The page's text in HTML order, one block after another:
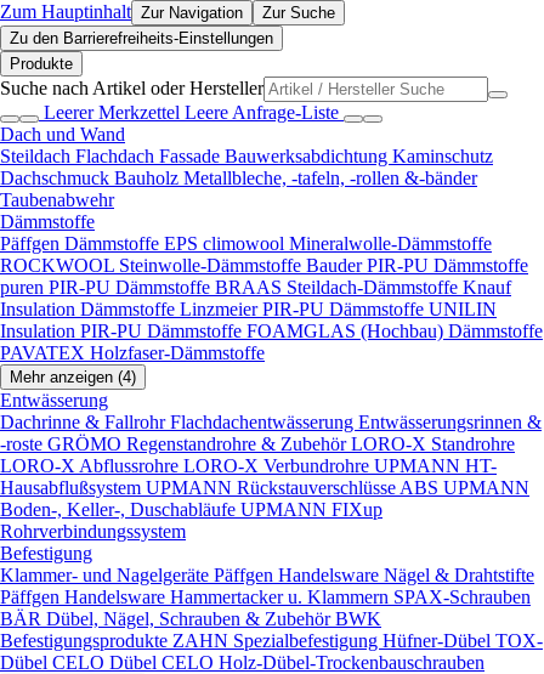
Zum Hauptinhalt Zur Navigation
Zur Suche
Zu den Barrierefreiheits-Einstellungen
Produkte
Suche nach Artikel oder Hersteller
Leerer Merkzettel Leere Anfrage-Liste
Dach und Wand
Steildach Flachdach Fassade Bauwerksabdichtung Kaminschutz
Dachschmuck Bauholz Metallbleche, -tafeln, -rollen &-bänder
Taubenabwehr
Dämmstoffe
Päffgen Dämmstoffe EPS climowool Mineralwolle-Dämmstoffe
ROCKWOOL Steinwolle-Dämmstoffe Bauder PIR-PU Dämmstoffe
puren PIR-PU Dämmstoffe BRAAS Steildach-Dämmstoffe Knauf
Insulation Dämmstoffe Linzmeier PIR-PU Dämmstoffe UNILIN
Insulation PIR-PU Dämmstoffe FOAMGLAS (Hochbau) Dämmstoffe
PAVATEX Holzfaser-Dämmstoffe
Mehr anzeigen (4)
Entwässerung
Dachrinne & FallrohrFlachdachentwässerung Entwässerungsrinnen &
-roste GRÖMO Regenstandrohre & ZubehörLORO-X Standrohre
LORO-X Abflussrohre LORO-X Verbundrohre UPMANN HT-
Hausabflußsystem UPMANN Rückstauverschlüsse ABS UPMANN
Boden-, Keller-, Duschabläufe UPMANN FIXup
Rohrverbindungssystem
Befestigung
Klammer- und Nagelgeräte Päffgen Handelsware Nägel & Drahtstifte
Päffgen Handelsware Hammertacker u. Klammern SPAX-Schrauben
BÄR Dübel, Nägel, Schrauben & ZubehörBWK
Befestigungsprodukte ZAHN Spezialbefestigung Hüfner-Dübel TOX-
Dübel CELO Dübel CELO Holz-Dübel-Trockenbauschrauben